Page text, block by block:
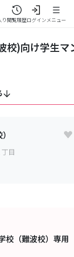
り閲覧履歴ログインメニュー
校)向け学生マ
目
（難波校） 専用